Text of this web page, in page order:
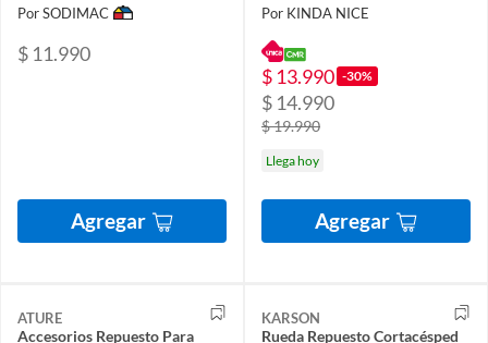
Por SODIMAC
$ 11.990
Agregar
Por KINDA NICE
$ 13.990 -30%
$ 14.990
$ 19.990
Llega hoy
Agregar
ATURE
Accesorios Repuesto Para
KARSON
Rueda Repuesto Cortacésped